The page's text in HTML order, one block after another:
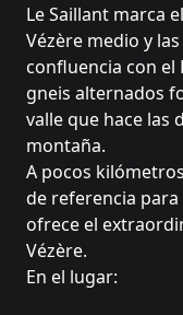
Le Saillant marca
Vézère medio y
confluencia con el
gneis alternados
valle que hace las
montaña.
A pocos
de referencia
ofrece el
Vézère.
En el lugar: